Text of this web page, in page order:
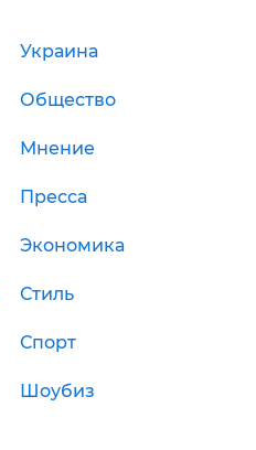
Украина
Общество
Мнение
Пресса
Экономика
Стиль
Спорт
Шоубиз